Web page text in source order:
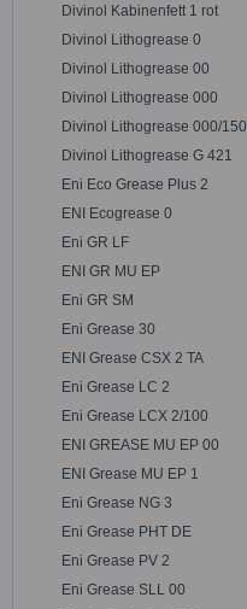
Divinol Kabinenfett 1 rot
Divinol Lithogrease 0
Divinol Lithogrease 00
Divinol Lithogrease 000
Divinol Lithogrease 000/150
Divinol Lithogrease G 421
Eni Eco Grease Plus 2
ENI Ecogrease 0
Eni GR LF
ENI GR MU EP
Eni GR SM
Eni Grease 30
ENI Grease CSX 2 TA
Eni Grease LC 2
Eni Grease LCX 2/100
ENI GREASE MU EP 00
ENI Grease MU EP 1
Eni Grease NG 3
Eni Grease PHT DE
Eni Grease PV 2
Eni Grease SLL 00